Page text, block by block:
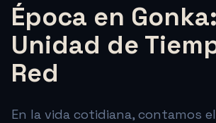
Época en Gonka:
Unidad de
Red
En la vida cotidiana, contamos